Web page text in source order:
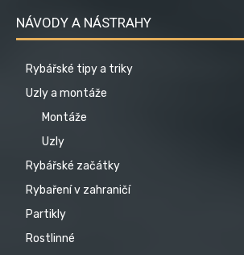
NÁVODY A NÁSTRAHY
Rybářské tipy a triky
Uzly a montáže
Montáže
Uzly
Rybářské začátky
Rybaření v zahraničí
Partikly
Rostlinné